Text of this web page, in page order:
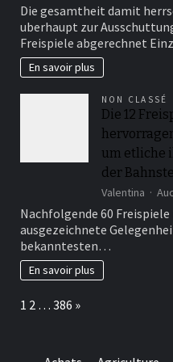
Die gesamtheit damit
uberhaupt zur
Freispiele abgerechnet
En savoir plus
NON CLASSÉ
Die 12
um etliche
der
Valentina
Nachfolgende 60
ausgezeichnete
bekanntesten…
En savoir plus
Page:
1 2 … 386 Next
»